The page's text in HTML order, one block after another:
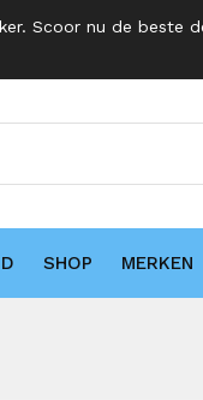
Scoor nu de beste
SHOP MERKEN